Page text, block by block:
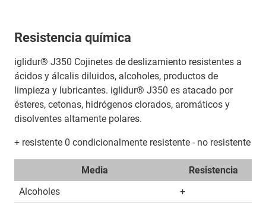
Resistencia química
iglidur® J350 Cojinetes de deslizamiento resistentes a
ácidos y álcalis diluidos, alcoholes, productos de
limpieza y lubricantes. iglidur® J350 es atacado por
ésteres, cetonas, hidrógenos clorados, aromáticos y
disolventes altamente polares.
+ resistente 0 condicionalmente resistente - no resistente
Media
Resistencia
Alcoholes
+